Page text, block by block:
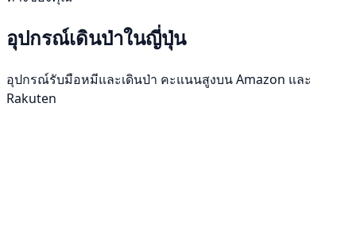
อุปกรณ์เดินป่าในญี่ปุ่น
อุปกรณ์รับมือหมีและเดินป่า คะแนนสูงบน Amazon และ
Rakuten